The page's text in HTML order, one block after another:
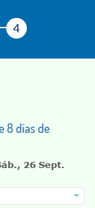
8 días de
26 Sept.